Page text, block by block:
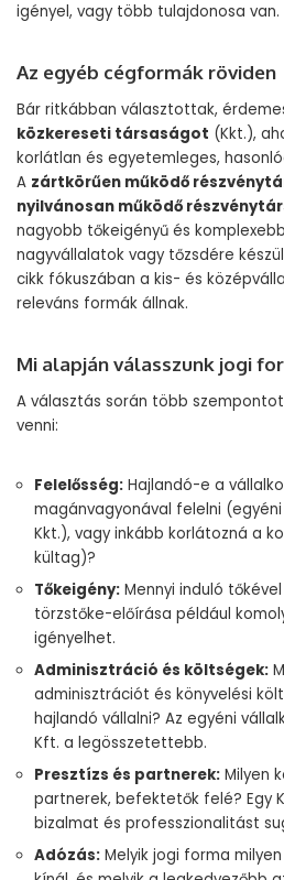
igényel, vagy több tulajdonosa van.
Az egyéb cégformák röviden
Bár ritkábban választottak,
közkereseti társaságot (Kkt.),
korlátlan és egyetemleges,
A zártkörűen működő
nyilvánosan működő
nagyobb tőkeigényű és
nagyvállalatok vagy tőzsdére
cikk fókuszában a kis- és
releváns formák állnak.
Mi alapján válasszunk jogi
A választás során több
venni:
Felelősség: Hajlandó-e a
magánvagyonával felelni
Kkt.), vagy inkább korlátozná a
kültag)?
Tőkeigény: Mennyi induló
törzstőke-előírása például
igényelhet.
Adminisztráció és költségek:
adminisztrációt és könyvelési
hajlandó vállalni? Az egyéni
Kft. a legösszetettebb.
Presztízs és partnerek: Milyen
partnerek, befektetők felé? Egy
bizalmat és professzionalitást
Adózás: Melyik jogi forma